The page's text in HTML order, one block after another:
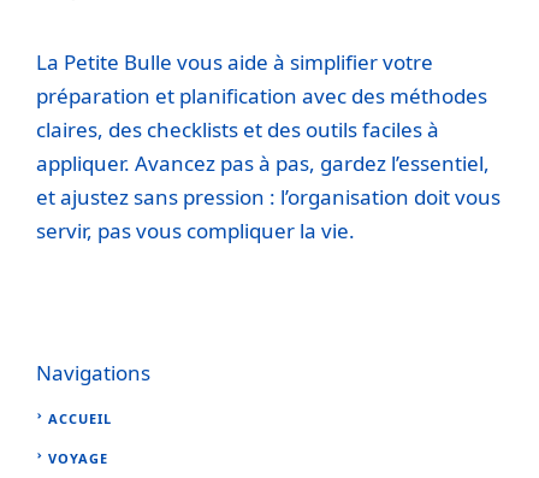
La Petite Bulle vous aide à simplifier votre
préparation et planification avec des méthodes
claires, des checklists et des outils faciles à
appliquer. Avancez pas à pas, gardez l’essentiel,
et ajustez sans pression : l’organisation doit vous
servir, pas vous compliquer la vie.
Navigations
ACCUEIL
VOYAGE